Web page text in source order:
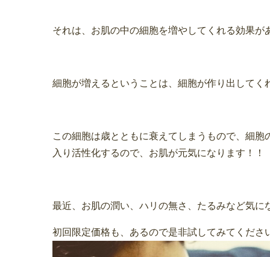
それは、お肌の中の細胞を増やしてくれる効果が
細胞が増えるということは、細胞が作り出して
この細胞は歳とともに衰えてしまうもので、細
入り活性化するので、お肌が元気になります！！
最近、お肌の潤い、ハリの無さ、たるみなど気に
初回限定価格も、あるので是非試してみてくださ